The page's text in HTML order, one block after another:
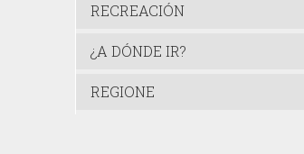
RECREACIÓN
¿A DÓNDE IR?
REGIONE